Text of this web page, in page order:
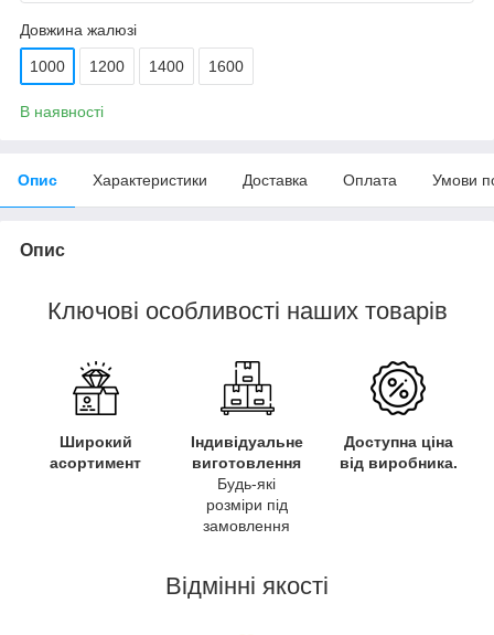
Довжина жалюзі
1000 1200 1400 1600
В наявності
Опис Характеристики Доставка Оплата Умови
Опис
Ключові особливості наших товарів
Широкий
асортимент
Індивідуальне
виготовлення
Будь-які
розміри під
замовлення
Доступна ціна
від виробника.
Відмінні якості